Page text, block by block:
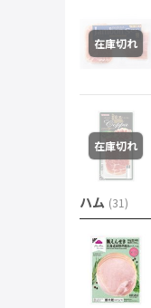
在庫切れ
在庫切れ
ハム (31)